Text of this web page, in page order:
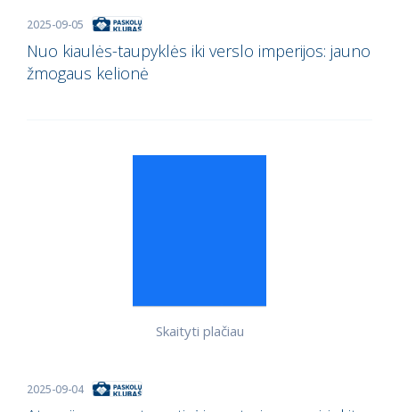
2025-09-05
Nuo kiaulės-taupyklės iki verslo imperijos: jauno
žmogaus kelionė
2025-09-04
Skaityti plačiau